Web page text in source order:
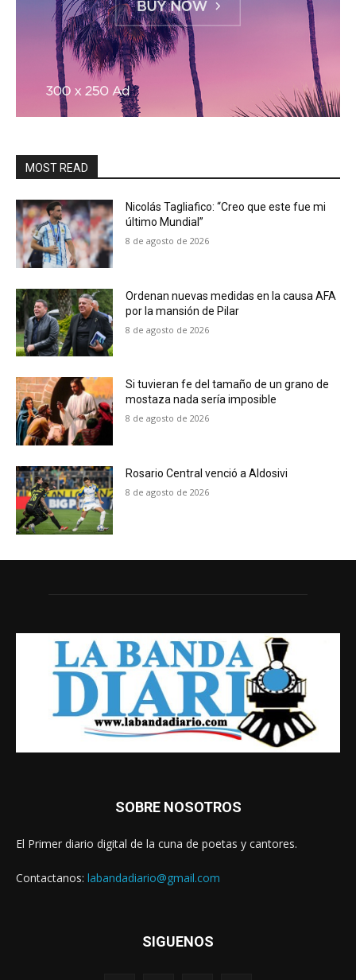
MOST READ
Nicolás Tagliafico: “Creo que este fue mi
último Mundial”
8 de agosto de 2026
Ordenan nuevas medidas en la causa AFA
por la mansión de Pilar
8 de agosto de 2026
Si tuvieran fe del tamaño de un grano de
mostaza nada sería imposible
8 de agosto de 2026
Rosario Central venció a Aldosivi
8 de agosto de 2026
SOBRE NOSOTROS
El Primer diario digital de la cuna de poetas y cantores.
Contactanos: labandadiario@gmail.com
SIGUENOS